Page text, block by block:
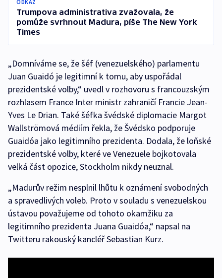
ODKAZ
Trumpova administrativa zvažovala, že
pomůže svrhnout Madura, píše The New York
Times
„Domníváme se, že šéf (venezuelského) parlamentu
Juan Guaidó je legitimní k tomu, aby uspořádal
prezidentské volby,“ uvedl v rozhovoru s francouzským
rozhlasem France Inter ministr zahraničí Francie Jean-
Yves Le Drian. Také šéfka švédské diplomacie Margot
Wallströmová médiím řekla, že Švédsko podporuje
Guaidóa jako legitimního prezidenta. Dodala, že loňské
prezidentské volby, které ve Venezuele bojkotovala
velká část opozice, Stockholm nikdy neuznal.
„Madurův režim nesplnil lhůtu k oznámení svobodných
a spravedlivých voleb. Proto v souladu s venezuelskou
ústavou považujeme od tohoto okamžiku za
legitimního prezidenta Juana Guaidóa,“ napsal na
Twitteru rakouský kancléř Sebastian Kurz.